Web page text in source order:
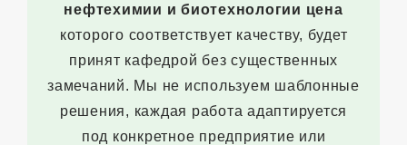
нефтехимии и биотехнологии цена
которого соответствует качеству, будет
принят кафедрой без существенных
замечаний. Мы не используем шаблонные
решения, каждая работа адаптируется
под конкретное предприятие или